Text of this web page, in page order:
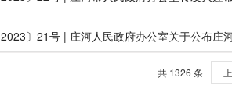
〕21号 | 庄河人民政府办公室关于公布庄
共 1326 条